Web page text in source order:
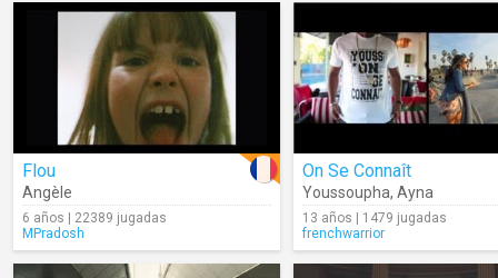
Flou
Angèle
6 años | 22389 jugadas
MPradosh
On Se Connaît
Youssoupha, Ayna
13 años | 1479 jugadas
frenchwarrior